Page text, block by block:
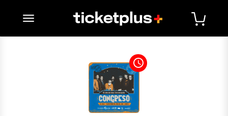
desplegar navegación
access_time